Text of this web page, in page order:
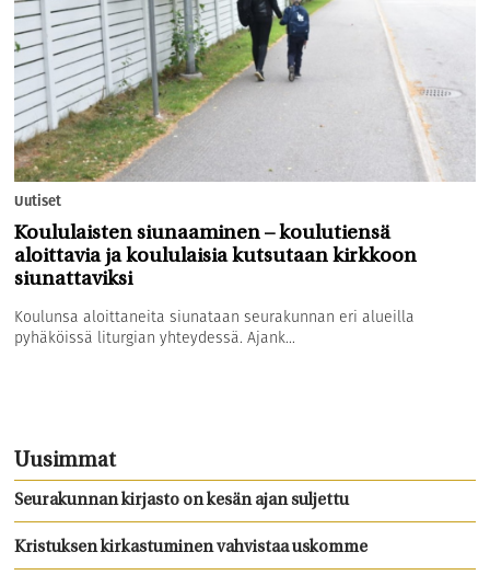
Uutiset
Koululaisten siunaaminen – koulutiensä
aloittavia ja koululaisia kutsutaan kirkkoon
siunattaviksi
Koulunsa aloittaneita siunataan seurakunnan eri alueilla
pyhäköissä liturgian yhteydessä. Ajank...
Uusimmat
Seurakunnan kirjasto on kesän ajan suljettu
Kristuksen kirkastuminen vahvistaa uskomme